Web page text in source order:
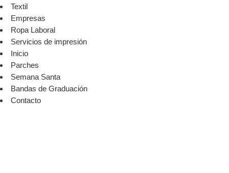
Textil
Empresas
Ropa Laboral
Servicios de impresión
Inicio
Parches
Semana Santa
Bandas de Graduación
Contacto